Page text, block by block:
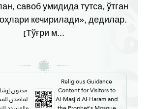
савоб умидида тутса, ўтган
кечирилади», дедилар.
[Тўғри м...
محتوى
لقاصدي
Religious Guidance
Content for Visitors to
Al-Masjid Al-Haram and